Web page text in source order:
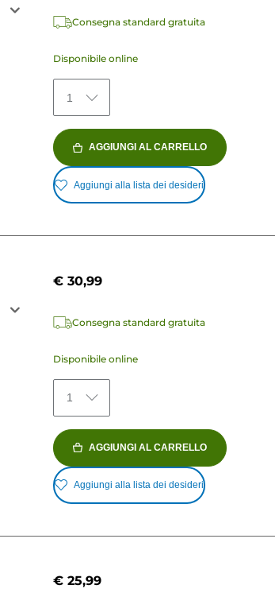
Consegna standard gratuita
Disponibile online
1
AGGIUNGI AL CARRELLO
Aggiungi alla lista dei desideri
€ 30,99
Consegna standard gratuita
Disponibile online
1
AGGIUNGI AL CARRELLO
Aggiungi alla lista dei desideri
€ 25,99